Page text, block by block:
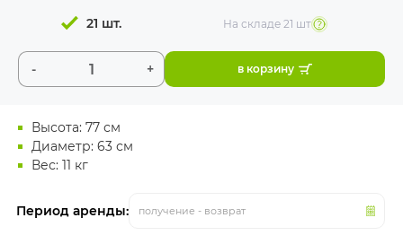
Высота: 77 см
Диаметр: 63 см
Вес: 11 кг
Период аренды: получение - возврат
- +
21 шт. На складе 21 шт
в корзину